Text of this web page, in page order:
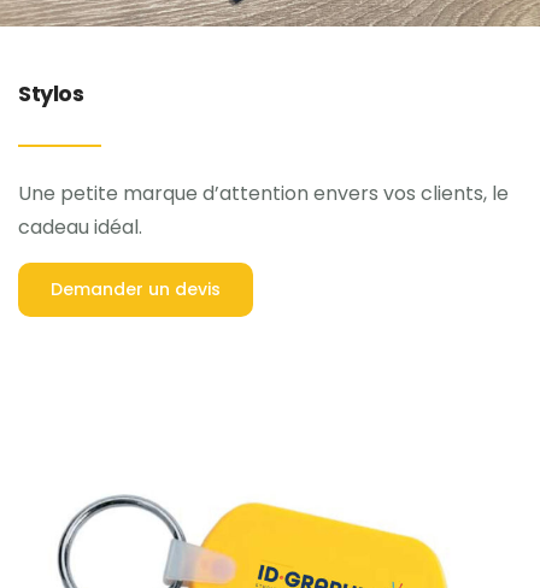
Stylos
Une petite marque d’attention envers vos clients, le
cadeau idéal.
Demander un devis